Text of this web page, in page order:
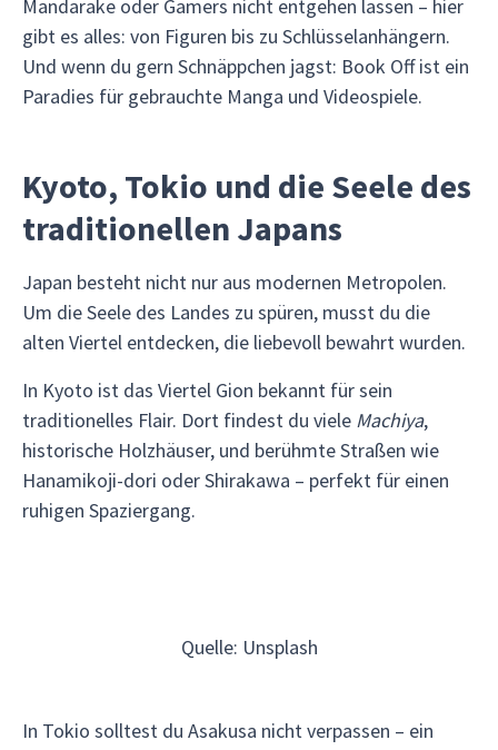
Mandarake oder Gamers nicht entgehen lassen – hier
gibt es alles: von Figuren bis zu Schlüsselanhängern.
Und wenn du gern Schnäppchen jagst: Book Off ist ein
Paradies für gebrauchte Manga und Videospiele.
Kyoto, Tokio und die Seele des
traditionellen Japans
Japan besteht nicht nur aus modernen Metropolen.
Um die Seele des Landes zu spüren, musst du die
alten Viertel entdecken, die liebevoll bewahrt wurden.
In Kyoto ist das Viertel Gion bekannt für sein
traditionelles Flair. Dort findest du viele Machiya,
historische Holzhäuser, und berühmte Straßen wie
Hanamikoji-dori oder Shirakawa – perfekt für einen
ruhigen Spaziergang.
Quelle: Unsplash
In Tokio solltest du Asakusa nicht verpassen – ein